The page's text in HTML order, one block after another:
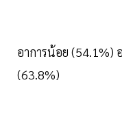
อาการน้อย (54.1%)
(63.8%)